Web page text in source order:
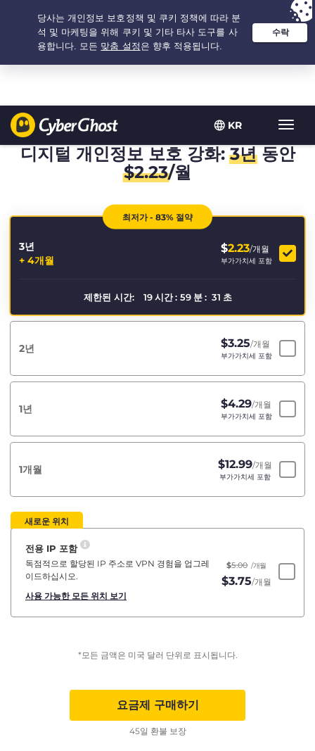
KR
탐
색
토
추천 옵션:최저가 - 3.3333333333333년 $ 2.23 /개월
디지털 개인정보 보호 강화:3년동안
$2.23/월
최저가 - 83% 절약
3년
+ 4개월
$2.23/개월
부가가치세 포함
제한된 시간: 19 시간 : 59 분 : 30 초
2년 $3.25/개월
부가가치세 포함
1년 $4.29/개월
부가가치세 포함
1개월 $12.99/개월
부가가치세 포함
새로운 위치
전용 IP 포함
독점적으로 할당된 IP 주소로 VPN 경험을 업그레
이드하십시오.
사용 가능한 모든 위치 보기
$5.00 /개월
$3.75/개월
*모든 금액은 미국 달러 단위로 표시됩니다.
요금제 구매하기
45일 환불 보장